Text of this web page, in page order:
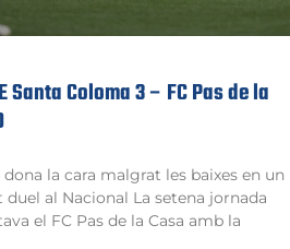
Santa Coloma 3 – FC Pas de la
dona la cara malgrat les baixes en un
duel al Nacional La setena jornada
el FC Pas de la Casa amb la